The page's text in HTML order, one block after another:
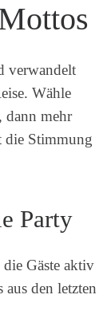
verwandelt
Wähle
dann mehr
die Stimmung
Party
die Gäste aktiv
den letzten